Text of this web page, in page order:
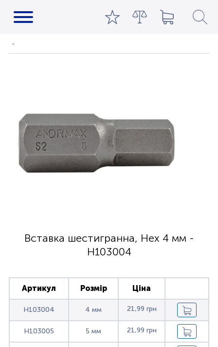
Вставка шестигранна, Hex 4 мм -
H103004
Артикул Розмір Ціна
H103004 4 мм 21,99 грн
H103005 5 мм 21,99 грн